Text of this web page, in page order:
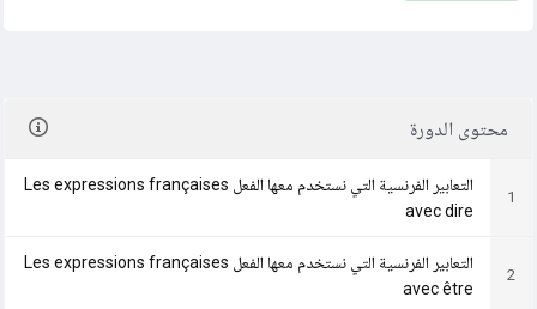
محتوى الدورة
1
التعابير الفرنسية التي نستخدم معها الفعل Les expressions françaises
avec dire
2
التعابير الفرنسية التي نستخدم معها الفعل Les expressions françaises
avec être